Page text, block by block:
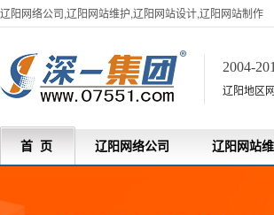
辽阳网络公司,辽阳网站维护,辽阳网站设计,辽阳网站制作
2004-
辽阳地区
首 页 辽阳网络公司 辽阳网站